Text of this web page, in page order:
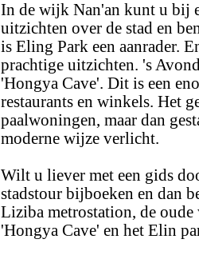
In de wijk Nan'an kunt u bij
uitzichten over de stad en
is Eling Park een aanrader.
prachtige uitzichten. 's
'Hongya Cave'. Dit is een
restaurants en winkels. Het
paalwoningen, maar dan
moderne wijze verlicht.
Wilt u liever met een gids
stadstour bijboeken en dan
Liziba metrostation, de
'Hongya Cave' en het Elin